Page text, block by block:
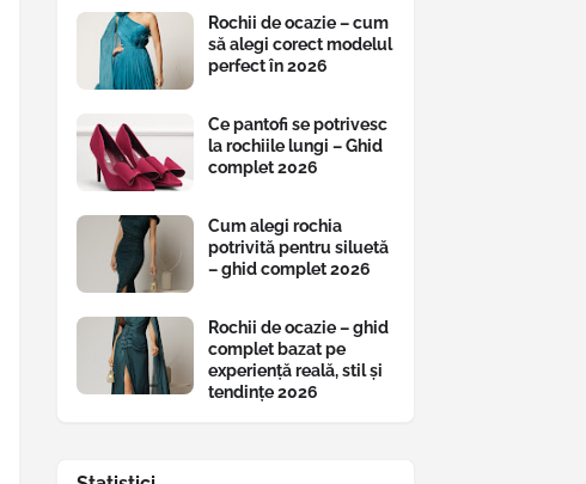
Rochii de ocazie – cum
să alegi corect modelul
perfect în 2026
Ce pantofi se potrivesc
la rochiile lungi – Ghid
complet 2026
Cum alegi rochia
potrivită pentru siluetă
– ghid complet 2026
Rochii de ocazie – ghid
complet bazat pe
experiență reală, stil și
tendințe 2026